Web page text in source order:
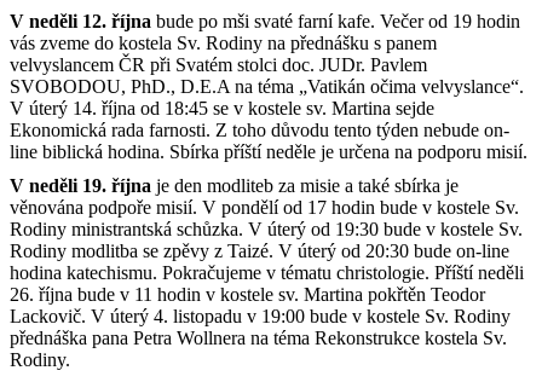
V neděli 12. října bude po mši svaté farní kafe. Večer od 19 hodin
vás zveme do kostela Sv. Rodiny na přednášku s panem
velvyslancem ČR při Svatém stolci doc. JUDr. Pavlem
SVOBODOU, PhD., D.E.A na téma „Vatikán očima velvyslance“.
V úterý 14. října od 18:45 se v kostele sv. Martina sejde
Ekonomická rada farnosti. Z toho důvodu tento týden nebude on-
line biblická hodina. Sbírka příští neděle je určena na podporu misií.
V neděli 19. října je den modliteb za misie a také sbírka je
věnována podpoře misií. V pondělí od 17 hodin bude v kostele Sv.
Rodiny ministrantská schůzka. V úterý od 19:30 bude v kostele Sv.
Rodiny modlitba se zpěvy z Taizé. V úterý od 20:30 bude on-line
hodina katechismu. Pokračujeme v tématu christologie. Příští neděli
26. října bude v 11 hodin v kostele sv. Martina pokřtěn Teodor
Lackovič. V úterý 4. listopadu v 19:00 bude v kostele Sv. Rodiny
přednáška pana Petra Wollnera na téma Rekonstrukce kostela Sv.
Rodiny.